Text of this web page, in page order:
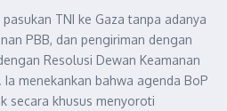
TNI ke Gaza tanpa adanya
PBB, dan pengiriman dengan
Resolusi Dewan Keamanan
Ia menekankan bahwa agenda BoP
secara khusus menyoroti